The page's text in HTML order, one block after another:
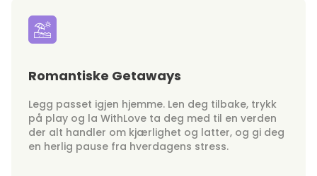
Romantiske Getaways
Legg passet igjen hjemme. Len deg tilbake, trykk
på play og la WithLove ta deg med til en verden
der alt handler om kjærlighet og latter, og gi deg
en herlig pause fra hverdagens stress.